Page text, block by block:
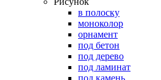
в полоску
моноколор
орнамент
под бетон
под дерево
под ламинат
под камень